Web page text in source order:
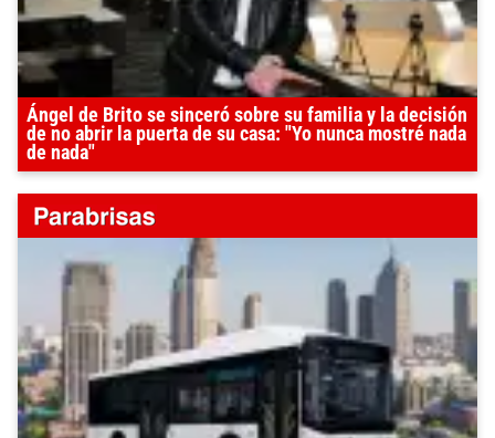
Ángel de Brito se sinceró sobre su familia y la decisión
de no abrir la puerta de su casa: "Yo nunca mostré nada
de nada"